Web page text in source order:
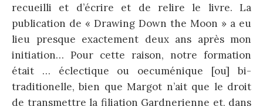
recueilli et d’écrire et de relire le livre. La
publication de « Drawing Down the Moon » a eu
lieu presque exactement deux ans après mon
initiation… Pour cette raison, notre formation
était … éclectique ou oecuménique [ou] bi-
traditionelle, bien que Margot n’ait que le droit
de transmettre la filiation Gardnerienne et, dans